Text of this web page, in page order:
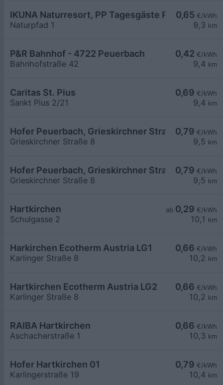
0,65 €/kWh
9,3 km
IKUNA Naturresort, PP Tagesgäste P2,
Naturpfad 1
0,42 €/kWh
9,4 km
P&R Bahnhof - 4722 Peuerbach
Bahnhofstraße 42
0,69 €/kWh
9,4 km
Caritas St. Pius
Sankt Pius 2/21
0,79 €/kWh
9,5 km
Hofer Peuerbach, Grieskirchner Straße 8, 02
Grieskirchner Straße 8
0,79 €/kWh
9,5 km
Hofer Peuerbach, Grieskirchner Straße 8, 01
Grieskirchner Straße 8
ab 0,29 €/kWh
10,1 km
Hartkirchen
Schulgasse 2
0,66 €/kWh
10,2 km
Harkirchen Ecotherm Austria LG1
Karlinger Straße 8
0,66 €/kWh
10,2 km
Hartkirchen Ecotherm Austria LG2
Karlinger Straße 8
0,66 €/kWh
10,3 km
RAIBA Hartkirchen
Aschacherstraße 1
0,79 €/kWh
10,4 km
Hofer Hartkirchen 01
Karlingerstraße 19